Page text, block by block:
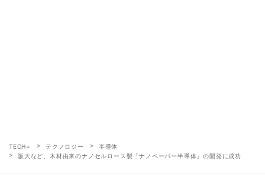
TECH+ テクノロジー
半導体
阪大など、木材由来のナノセルロース製「ナノペーパー半導体」の開発に成功